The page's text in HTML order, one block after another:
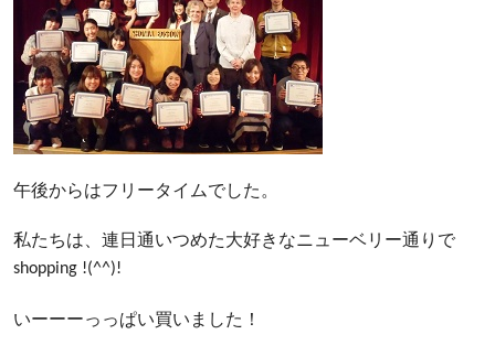
午後からはフリータイムでした。
私たちは、連日通いつめた大好きなニューベリー通りで
shopping !(^^)!
いーーーっっぱい買いました！